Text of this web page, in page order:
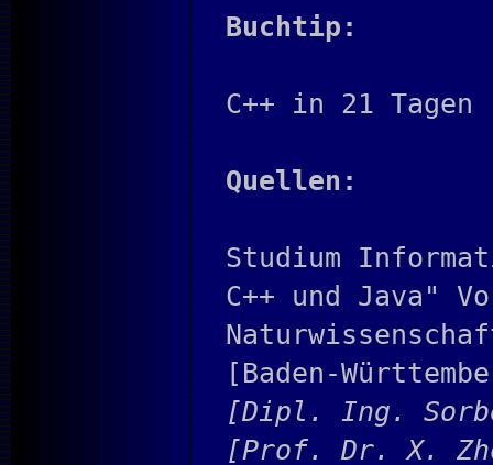
Buchtip:
C++ in 21
Quellen:
Studium
C++ und Java"
[Baden-
[Dipl. Ing.
[Prof. Dr. X.